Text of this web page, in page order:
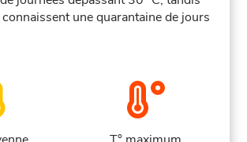
une quarantaine de jours